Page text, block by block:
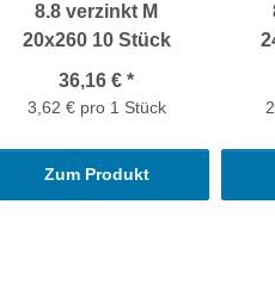
8.8 verzinkt M
20x260 10 Stück
36,16 € *
3,62 € pro 1 Stück
Zum Produkt